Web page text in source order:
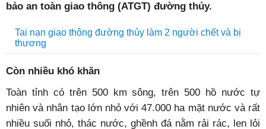
bảo an toàn giao thông (ATGT) đường thủy.
Tai nạn giao thông đường thủy làm 2 người chết và bị
thương
Còn nhiều khó khăn
Toàn tỉnh có trên 500 km sông, trên 500 hồ nước tự
nhiên và nhân tạo lớn nhỏ với 47.000 ha mặt nước và rất
nhiều suối nhỏ, thác nước, ghềnh đá nằm rải rác, len lỏi